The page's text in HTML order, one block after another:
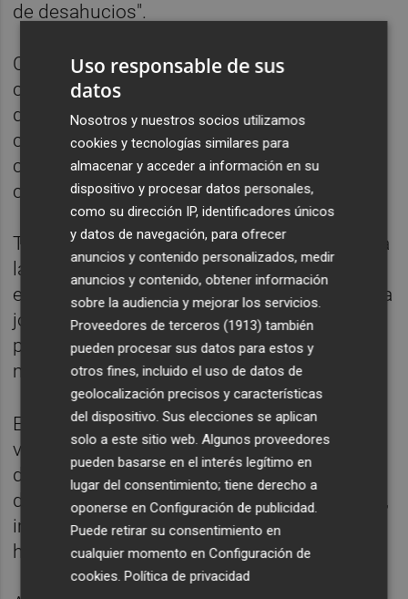
de desahucios".
Calabuig ha apostado por un modelo de
ciudad que preserve la huerta y los entornos
de El Saler y la Albufera y crezca en su parte
consolidada, por ahondar en la cooperación
con universidades y "ser proactivos" en la
captación de inversiones extranjeras.
También ha destacado que hay margen para
las políticas de empleo y ha incidido
especialmente en reinsertar con formación a
jóvenes desempleados y en desarrollar un
plan de políticas activas de empleo para
mayores de 45 años.
El candidato también busca una ciudad a la
vanguardia de la eficiencia energética, el
desarrollo de energías renovables y la
disminución de la contaminación y para ello,
impulsará la peatonalización del centro
histórico, entre otras medidas.
Uso responsable de sus
datos
Nosotros y nuestros socios utilizamos
cookies y tecnologías similares para
almacenar y acceder a información en su
dispositivo y procesar datos personales,
como su dirección IP, identificadores únicos
y datos de navegación, para ofrecer
anuncios y contenido personalizados, medir
anuncios y contenido, obtener información
sobre la audiencia y mejorar los servicios.
Proveedores de terceros (1913) también
pueden procesar sus datos para estos y
otros fines, incluido el uso de datos de
geolocalización precisos y características
del dispositivo. Sus elecciones se aplican
solo a este sitio web. Algunos proveedores
pueden basarse en el interés legítimo en
lugar del consentimiento; tiene derecho a
oponerse enConfiguración de publicidad.
Puede retirar su consentimiento en
cualquier momento enConfiguración de
cookies.Política de privacidad